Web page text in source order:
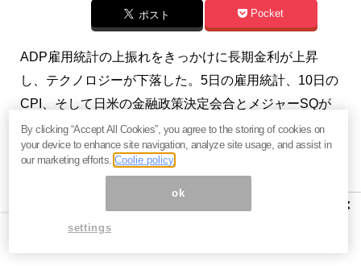
ポスト Pocket
ADP雇用統計の上振れをきっかけに長期金利が上昇
し、テクノロジーが下落した。5日の雇用統計、10日の
CPI、そして日米の金融政策決定会合とメジャーSQが
重なる今週末以降、マーケットは重要イベントが目白
押しとなる。インフレ再加速の兆しが利下げ期待を吹
き飛ばすなか、日米ともにタカ的な空気が漂い始めて
いる。維持率と誤発注には十分な注意が必要だ。
プロフィール：脇田栄一（わきた えいいち）
FRBウォッチャー、レポートストラテジスト。1973年
×
By clicking “Accept All Cookies”, you agree to the storing of cookies on
your device to enhance site navigation, analyze site usage, and assist in
our marketing efforts.Coolie policy
ok
settings